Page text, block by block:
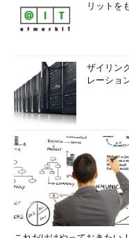
リットを
ザイリン
レーショ